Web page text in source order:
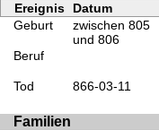
Ereignis Datum
Geburt
zwischen 805
und 806
Beruf
Tod
866-03-11
Familien